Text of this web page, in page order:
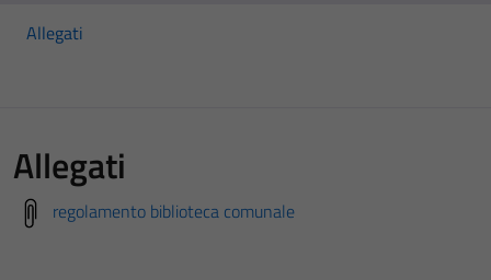
Allegati
Allegati
regolamento biblioteca comunale